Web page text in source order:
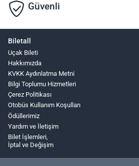
Güvenli
Biletall
Uçak Bileti
Hakkımızda
KVKK Aydınlatma Metni
Bilgi Toplumu Hizmetleri
Çerez Politikası
Otobüs Kullanım Koşulları
Ödüllerimiz
Yardım ve İletişim
Bilet İşlemleri,
İptal ve Değişim